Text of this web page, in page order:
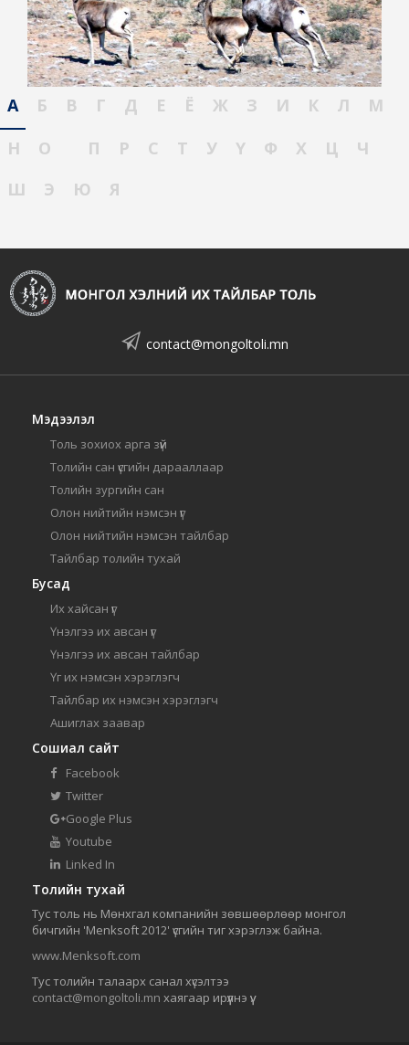
А Б В Г Д Е Ё Ж З И К Л
М
Н
О П Р С Т У Ү Ф Х Ц
Ч
Ш
Э Ю Я
contact@mongoltoli.mn
Мэдээлэл
Толь зохиох арга зүй
Толийн сан үсгийн дарааллаар
Толийн зургийн сан
Олон нийтийн нэмсэн үг
Олон нийтийн нэмсэн тайлбар
Тайлбар толийн тухай
Бусад
Их хайсан үг
Үнэлгээ их авсан үг
Үнэлгээ их авсан тайлбар
Үг их нэмсэн хэрэглэгч
Тайлбар их нэмсэн хэрэглэгч
Ашиглах заавар
Сошиал сайт
Facebook
Twitter
Google Plus
Youtube
Linked In
Толийн тухай
Тус толь нь Мөнхгал компанийн зөвшөөрлөөр монгол
бичгийн 'Menksoft 2012' үсгийн тиг хэрэглэж байна.
www.Menksoft.com
Тус толийн талаарх санал хүсэлтээ
contact@mongoltoli.mn хаягаар ирүүлнэ үү.